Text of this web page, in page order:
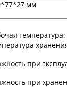
мм
при
при